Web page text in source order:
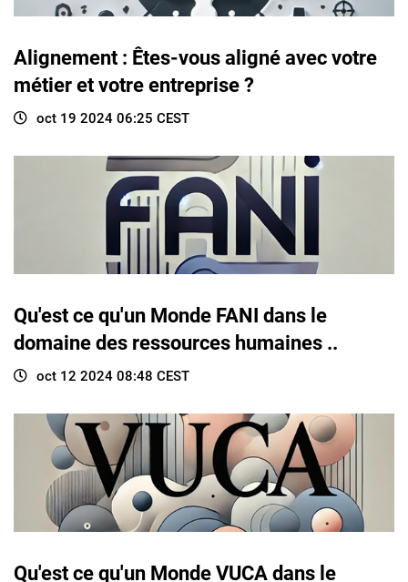
Alignement : Êtes-vous aligné avec votre
métier et votre entreprise ?
oct 19 2024 06:25 CEST
Qu'est ce qu'un Monde FANI dans le
domaine des ressources humaines ..
oct 12 2024 08:48 CEST
Qu'est ce qu'un Monde VUCA dans le